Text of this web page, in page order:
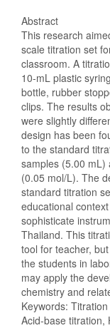
Abstract
This research
scale titration set
classroom. A
10-mL plastic
bottle, rubber
clips. The results
were slightly
design has been
to the standard
samples (5.00 mL)
(0.05 mol/L). The
standard titration
educational
sophisticate
Thailand. This
tool for teacher,
the students in
may apply the
chemistry and
Keywords:
Acid-base titration,